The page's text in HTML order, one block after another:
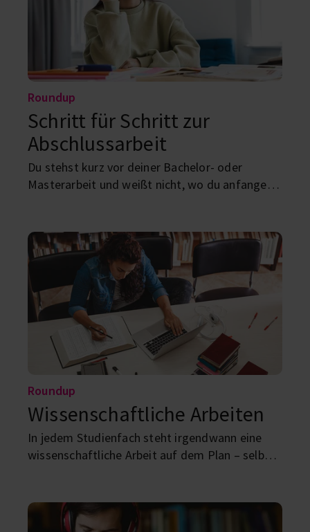
die dir Arbeit ersparen – ohne dir das Denken
abzunehmen.
Roundup
Schritt für Schritt zur
Abschlussarbeit
Du stehst kurz vor deiner Bachelor- oder
Masterarbeit und weißt nicht, wo du anfangen
Roundup
Wissenschaftliche Arbeiten
In jedem Studienfach steht irgendwann eine
wissenschaftliche Arbeit auf dem Plan – selbst,
musst.